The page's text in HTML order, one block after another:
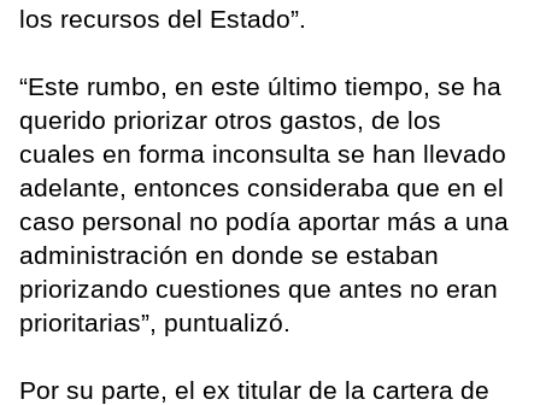
los recursos del Estado”.
“Este rumbo, en este último tiempo, se ha
querido priorizar otros gastos, de los
cuales en forma inconsulta se han llevado
adelante, entonces consideraba que en el
caso personal no podía aportar más a una
administración en donde se estaban
priorizando cuestiones que antes no eran
prioritarias”, puntualizó.
Por su parte, el ex titular de la cartera de